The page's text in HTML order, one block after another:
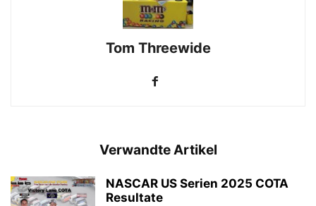
Tom Threewide
Verwandte Artikel
NASCAR US Serien 2025 COTA
Resultate